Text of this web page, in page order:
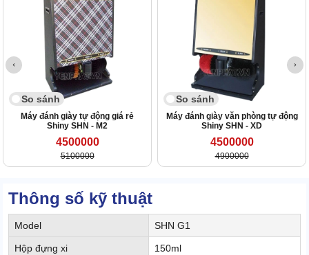
So sánh
Máy đánh giày tự động giá rẻ
Shiny SHN - M2
4500000
5100000
So sánh
Máy đánh giày văn phòng tự động
Shiny SHN - XD
4500000
4900000
Thông số kỹ thuật
Model SHN G1
Hộp đựng xi 150ml